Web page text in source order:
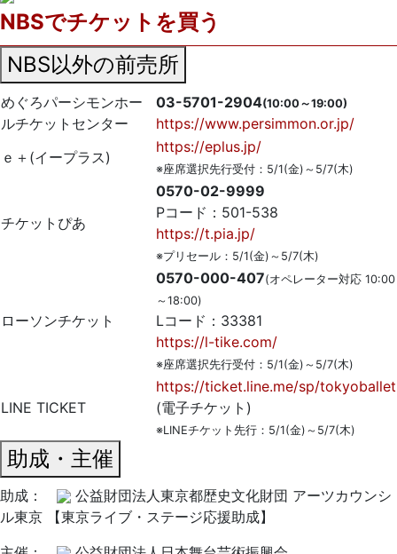
NBSでチケットを買う
NBS以外の前売所
めぐろパーシモンホー
ルチケットセンター
03-5701-2904(10:00～19:00)
https://www.persimmon.or.jp/
ｅ＋ (イープラス)
https://eplus.jp/
※座席選択先行受付：5/1(金)～5/7(木)
チケットぴあ
0570-02-9999
Pコード：501-538
https://t.pia.jp/
※プリセール：5/1(金)～5/7(木)
ローソンチケット
0570-000-407(オペレーター対応 10:00
～18:00)
Lコード：33381
https://l-tike.com/
※座席選択先行受付：5/1(金)～5/7(木)
LINE TICKET
https://ticket.line.me/sp/tokyoballet
(電子チケット)
※LINEチケット先行：5/1(金)～5/7(木)
助成・主催
助成：
公益財団法人東京都歴史文化財団 アーツカウンシ
ル東京 【東京ライブ・ステージ応援助成】